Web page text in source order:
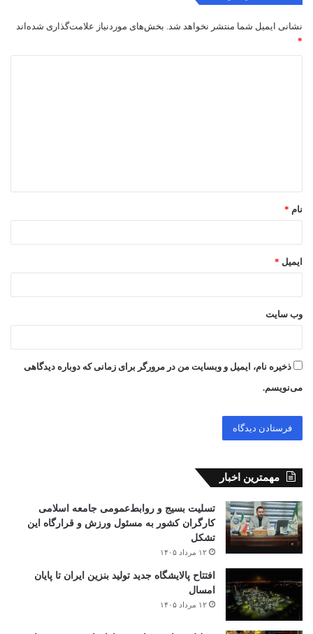
نشانی ایمیل شما منتشر نخواهد شد. بخش‌های موردنیاز علامت‌گذاری شده‌اند
*
*
نام *
ایمیل *
وب‌ سایت
ذخیره نام، ایمیل و وبسایت من در مرورگر برای زمانی که دوباره دیدگاهی
می‌نویسم.
مهمترین اخبار
تسلیت بسیج و روابط‌عمومی جامعه اسلامی
کارگران کشور به مسئول ورزش و قرارگاه این
تشکل
۱۲ مرداد ۱۴۰۵
افتتاح ‌پالایشگاه جدید تولید بنزین ایران تا پایان
امسال
۱۲ مرداد ۱۴۰۵